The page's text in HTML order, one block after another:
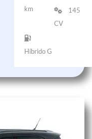
km
145
CV
Híbrido G